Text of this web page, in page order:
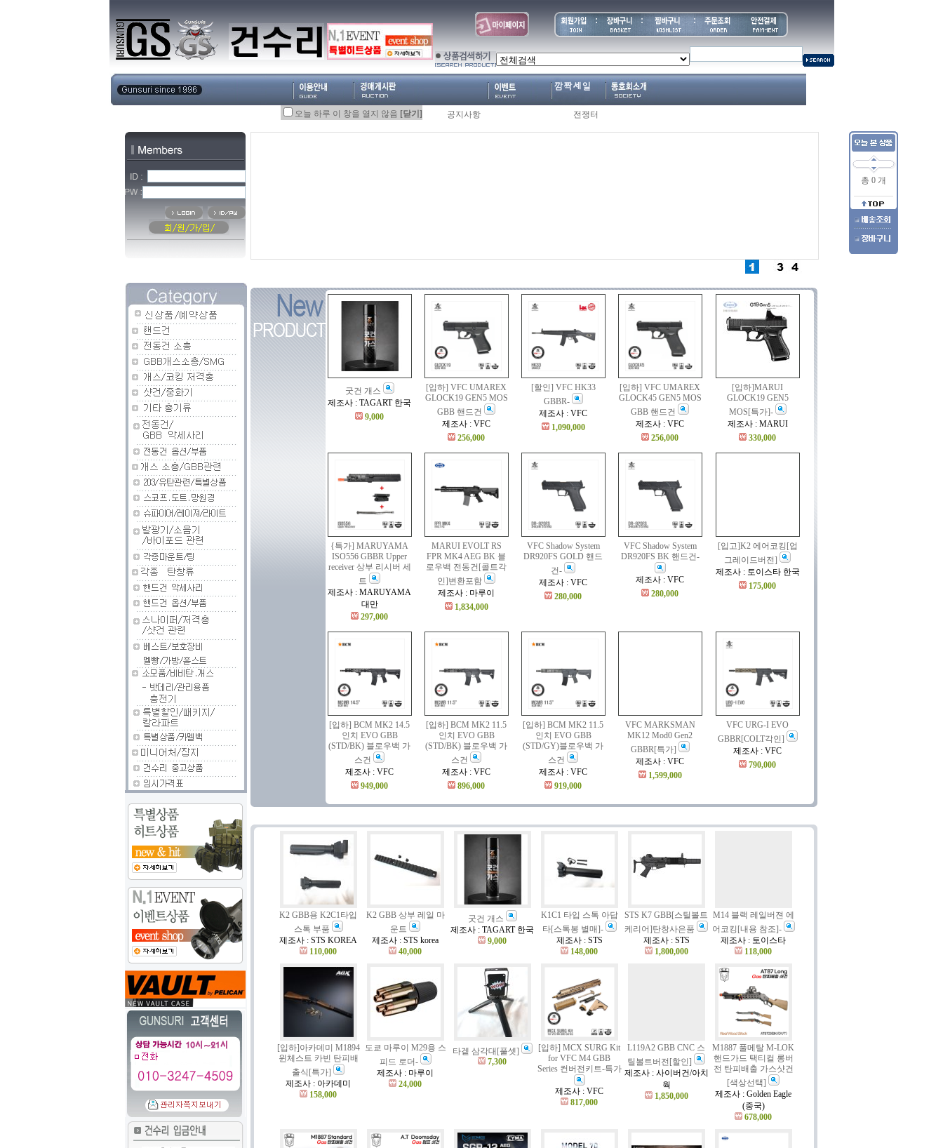
총 0 개
총기의분해 공지사항 전쟁터
굿건 개스
제조사 : TAGART 한국
9,000
[입하] VFC UMAREX
GLOCK19 GEN5 MOS
GBB 핸드건
제조사 : VFC
256,000
[할인] VFC HK33
GBBR-
제조사 : VFC
1,090,000
[입하] VFC UMAREX
GLOCK45 GEN5 MOS
GBB 핸드건
제조사 : VFC
256,000
[입하]MARUI
GLOCK19 GEN5
MOS[특가]-
제조사 : MARUI
330,000
{특가] MARUYAMA
ISO556 GBBR Upper
receiver 상부 리시버 세
트
제조사 : MARUYAMA
대만
297,000
MARUI EVOLT RS
FPR MK4 AEG BK 블
로우백 전동건[콜트각
인]변환포함
제조사 : 마루이
1,834,000
VFC Shadow System
DR920FS GOLD 핸드
건-
제조사 : VFC
280,000
VFC Shadow System
DR920FS BK 핸드건-
제조사 : VFC
280,000
[입고]K2 에어코킹[업
그레이드버전]
제조사 : 토이스타 한국
175,000
[입하] BCM MK2 14.5
인치 EVO GBB
(STD/BK) 블로우백 가
스건
제조사 : VFC
949,000
[입하] BCM MK2 11.5
인치 EVO GBB
(STD/BK) 블로우백 가
스건
제조사 : VFC
896,000
[입하] BCM MK2 11.5
인치 EVO GBB
(STD/GY)블로우백 가
스건
제조사 : VFC
919,000
VFC MARKSMAN
MK12 Mod0 Gen2
GBBR[특가]
제조사 : VFC
1,599,000
VFC URG-I EVO
GBBR[COLT각인]
제조사 : VFC
790,000
K2 GBB용 K2C1타입
스톡 부품
제조사 : STS KOREA
110,000
K2 GBB 상부 레일 마
운트
제조사 : STS korea
40,000
굿건 개스
제조사 : TAGART 한국
9,000
K1C1 타입 스톡 아답
타[스톡봉 별매]-
제조사 : STS
148,000
STS K7 GBB[스틸볼트
케리어]탄창사은품
제조사 : STS
1,800,000
M14 블랙 레일버젼 에
어코킹[내용 참조]-
제조사 : 토이스타
118,000
[입하]아카데미 M1894
윈체스트 카빈 탄피배
출식[특가]
제조사 : 아카데미
158,000
도쿄 마루이 M29용 스
피드 로더-
제조사 : 마루이
24,000
타겥 삼각대[풀셋]
7,300
[입하] MCX SURG Kit
for VFC M4 GBB
Series 컨버전키트-특가
제조사 : VFC
817,000
L119A2 GBB CNC 스
틸볼트버전[할인]
제조사 : 사이버건/아치
웍
1,850,000
M1887 풀메탈 M-LOK
핸드가드 택티컬 롱버
전 탄피배출 가스샷건
[색상선택]
제조사 : Golden Eagle
(중국)
678,000
오늘 하루 이 창을 열지 않음 [닫기]
오늘 하루 이 창을 열지 않음 [닫기]